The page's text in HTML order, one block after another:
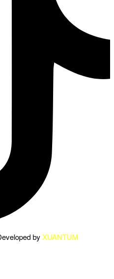
by XUANTUM